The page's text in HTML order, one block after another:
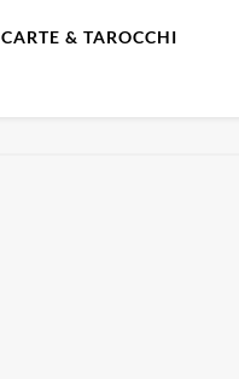
CARTE & TAROCCHI